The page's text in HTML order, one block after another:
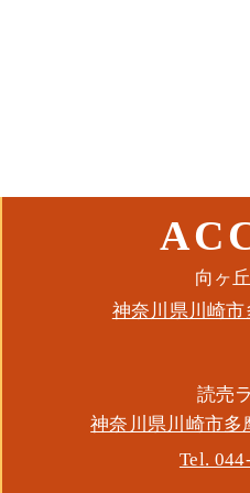
このイベ
向ヶ
神奈川県川崎
読売
神奈川県川崎市多
Tel.